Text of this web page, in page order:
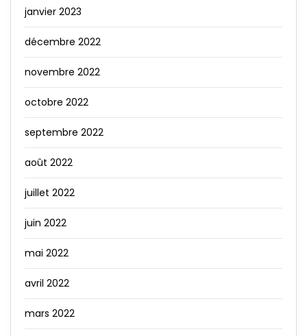
janvier 2023
décembre 2022
novembre 2022
octobre 2022
septembre 2022
août 2022
juillet 2022
juin 2022
mai 2022
avril 2022
mars 2022